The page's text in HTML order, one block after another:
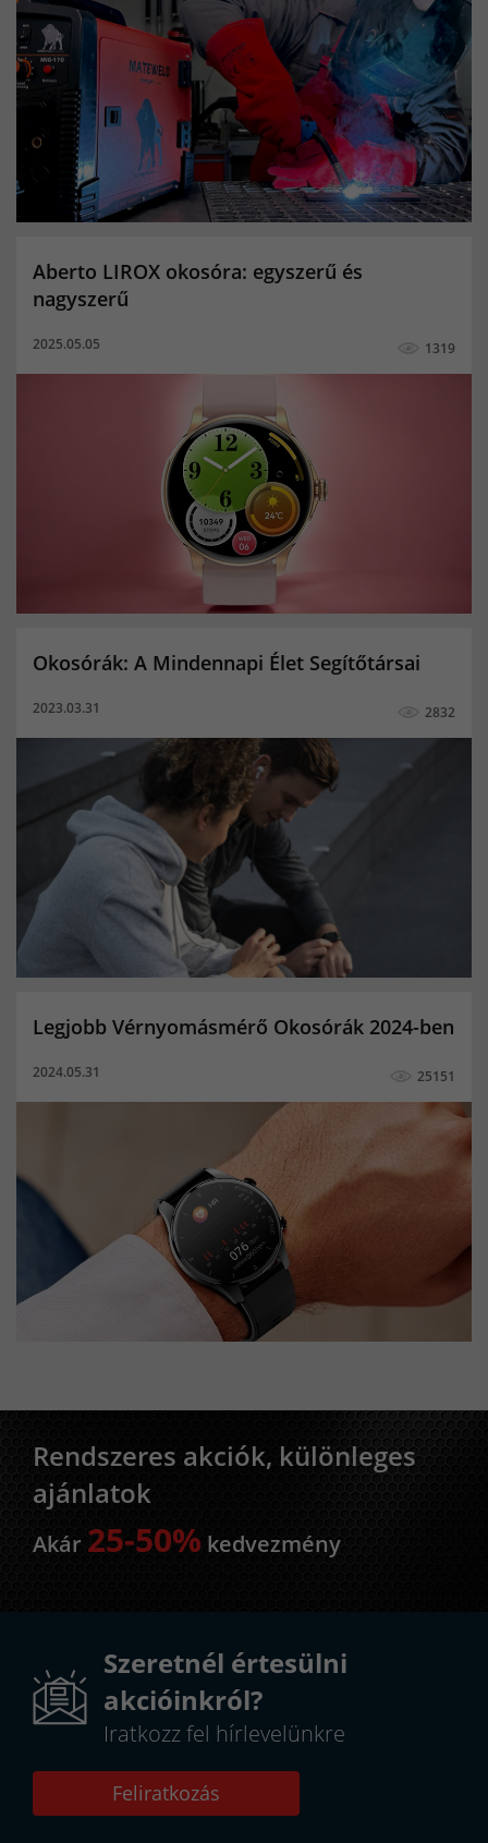
5kg co2 palack
10kg töltött co palack
5kg co palack ár
20kg co palack
Linde co palack
hegesztő pálca
mma hegesztés karóra
okosóra
férfi okosóra
női okosóra
gyerek okosóra
MIG/MAG hegesztés
TIG hegesztés
co2 palack
Kevert gázpalack
Porbeles hegesztés
Bicikli multisport funkció
Elégetett kalóriák
okoskarkötő
Pulzusmerő
aktivitásmérő
pulzusmérő okoskarkötő
Alvásminőség mérés
Elvesztés figyelmeztetés
Megtett lépések száma
okosóra hívás funkcióval
magyar menü férfi okosóra
magyar menü női okosóra
magyar menü okosóra-okoskarkötő
menstruációs naptár
hegesztő sisak
hegesztő fejpajzs
hegesztőpajzs
automata pajzs
automta hegesztőpajzs
fejpajzs
co hegesztés
co hegesztő palack
Amoled kijelző hátrányai
Telefon kijelző típusok
Amoled kijelző mit jelent
Kapacitív pls kijelző
True color
Panther
always on display
amoled
minőségi hegesztőgép
plazmavágók
plazmavágógép
plazmavagas
iweld cut
okosóra gyerekeknek
hegesztő
iweld pocketmig
Aberto LIROX okosóra: egyszerű és
nagyszerű
2025.05.05 1319
Okosórák: A Mindennapi Élet Segítőtársai
2023.03.31 2832
Legjobb Vérnyomásmérő Okosórák 2024-ben
2024.05.31 25151
Rendszeres akciók, különleges
ajánlatok
Akár 25-50% kedvezmény
Szeretnél értesülni
akcióinkról?
Iratkozz fel hírlevelünkre
Feliratkozás